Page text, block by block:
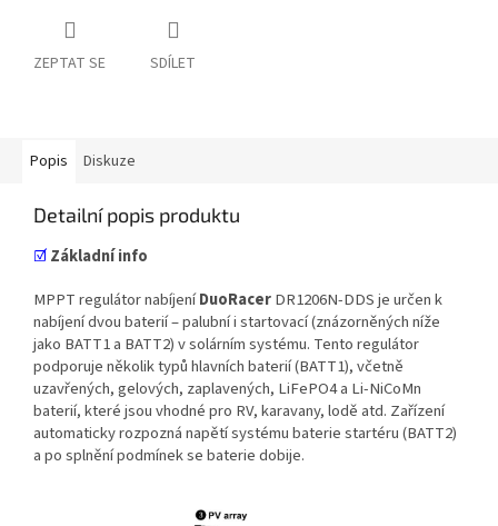
ZEPTAT SE SDÍLET
Popis Diskuze
Detailní popis produktu
☑Základní info
MPPT regulátor nabíjeníDuoRacerDR1206N-DDS je určen k
nabíjení dvou baterií – palubní i startovací (znázorněných níže
jako BATT1 a BATT2) v solárním systému. Tento regulátor
podporuje několik typů hlavních baterií (BATT1), včetně
uzavřených, gelových, zaplavených, LiFePO4 a Li-NiCoMn
baterií, které jsou vhodné pro RV, karavany, lodě atd. Zařízení
automaticky rozpozná napětí systému baterie startéru (BATT2)
a po splnění podmínek se baterie dobije.